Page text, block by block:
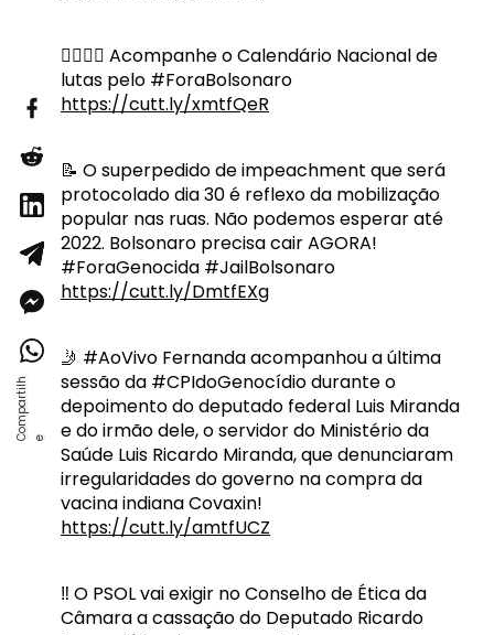
✊🏾🇧🇷 Acompanhe o Calendário Nacional de
lutas pelo #ForaBolsonaro
https://cutt.ly/xmtfQeR
📝 O superpedido de impeachment que será
protocolado dia 30 é reflexo da mobilização
popular nas ruas. Não podemos esperar até
2022. Bolsonaro precisa cair AGORA!
#ForaGenocida #JailBolsonaro
https://cutt.ly/DmtfEXg
🤳 #AoVivo Fernanda acompanhou a última
sessão da #CPIdoGenocídio durante o
depoimento do deputado federal Luis Miranda
e do irmão dele, o servidor do Ministério da
Saúde Luis Ricardo Miranda, que denunciaram
irregularidades do governo na compra da
vacina indiana Covaxin!
https://cutt.ly/amtfUCZ
‼️ O PSOL vai exigir no Conselho de Ética da
Câmara a cassação do Deputado Ricardo